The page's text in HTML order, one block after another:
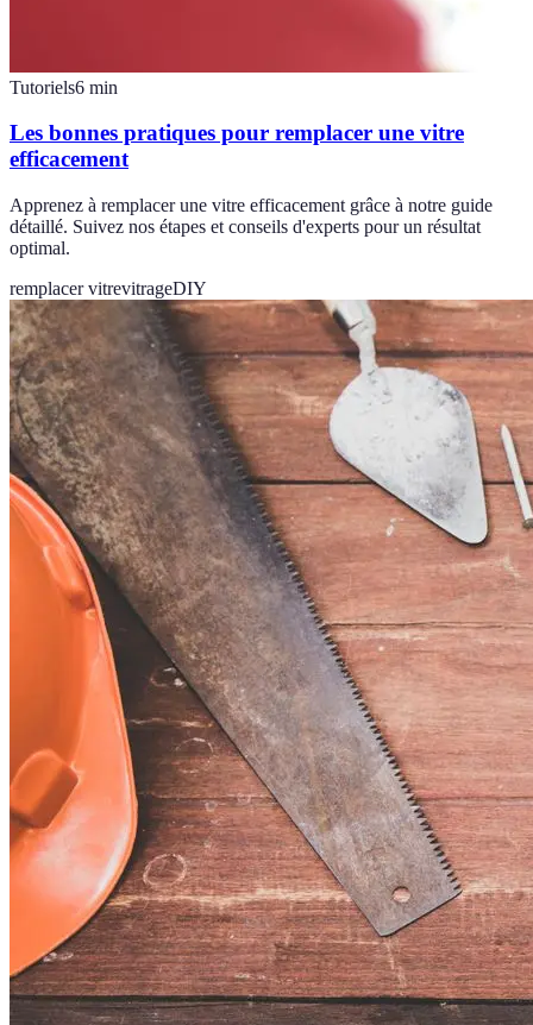
Tutoriels6 min
Les bonnes pratiques pour remplacer une vitre
efficacement
Apprenez à remplacer une vitre efficacement grâce à notre guide
détaillé. Suivez nos étapes et conseils d'experts pour un résultat
optimal.
remplacer vitrevitrageDIY